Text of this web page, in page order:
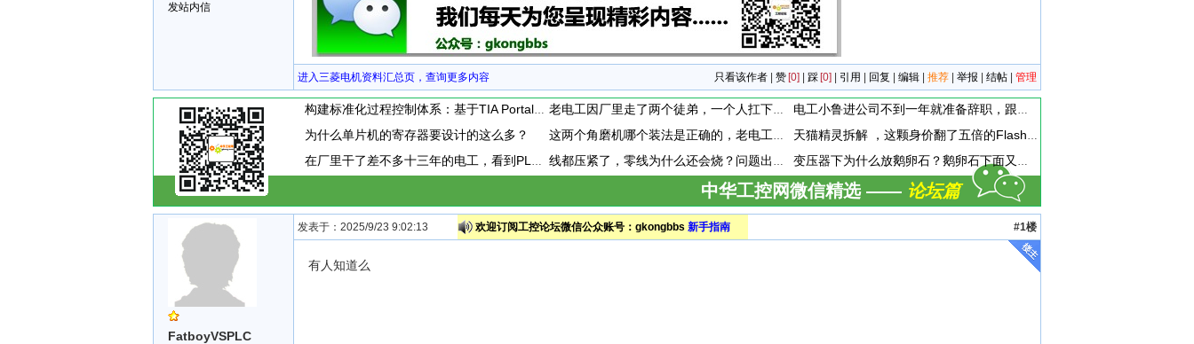
发站内信
进入三菱电机资料汇总页，查询更多内容 只看该作者 赞 [0] 踩 [0] 引用 回复 编辑 推荐 举报 结帖 管理
构建标准化过程控制体系：基于TIA Portal的PID闭环控制通用封装模板设计与应用 老电工因厂里走了两个徒弟，一个人扛下全厂3个车间的维保。整整扛了半年，没敢请过一天假。厂里终于招到新人，他竟然第一时间提出离职！ 电工小鲁进公司不到一年就准备辞职，跟他聊天时。他说，现在上班天天混日子，学不到啥东西，准备辞职换工作。这个到底是为啥呢
为什么单片机的寄存器要设计的这么多？ 这两个角磨机哪个装法是正确的，老电工都搞懵了！ 天猫精灵拆解 ，这颗身价翻了五倍的Flash存储芯片，让我赚到了！
在厂里干了差不多十三年的电工，看到PLC模块上接了一个小玩意，这小玩意到底是干嘛用的呢？ 线都压紧了，零线为什么还会烧？问题出在哪？ 变压器下为什么放鹅卵石？鹅卵石下面又是啥？为什么要有水？
中华工控网微信精选 —— 论坛篇
FatboyVSPLC
发表于：2025/9/23 9:02:13 欢迎订阅工控论坛微信公众账号：gkongbbs 新手指南 #1楼
有人知道么